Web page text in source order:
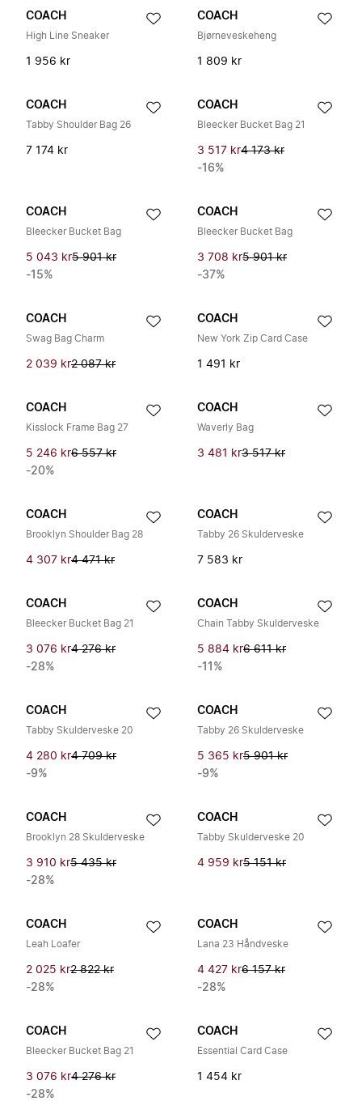
COACH
High Line Sneaker
1 956 kr
COACH
Bjørneveskeheng
1 809 kr
COACH
Tabby Shoulder Bag 26
7 174 kr
COACH
Bleecker Bucket Bag 21
3 517 kr4 173 kr
-16%
COACH
Bleecker Bucket Bag
5 043 kr5 901 kr
-15%
COACH
Bleecker Bucket Bag
3 708 kr5 901 kr
-37%
COACH
Swag Bag Charm
2 039 kr2 087 kr
COACH
New York Zip Card Case
1 491 kr
COACH
Kisslock Frame Bag 27
5 246 kr6 557 kr
-20%
COACH
Waverly Bag
3 481 kr3 517 kr
COACH
Brooklyn Shoulder Bag 28
4 307 kr4 471 kr
COACH
Tabby 26 Skulderveske
7 583 kr
COACH
Bleecker Bucket Bag 21
3 076 kr4 276 kr
-28%
COACH
Chain Tabby Skulderveske
5 884 kr6 611 kr
-11%
COACH
Tabby Skulderveske 20
4 280 kr4 709 kr
-9%
COACH
Tabby 26 Skulderveske
5 365 kr5 901 kr
-9%
COACH
Brooklyn 28 Skulderveske
3 910 kr5 435 kr
-28%
COACH
Tabby Skulderveske 20
4 959 kr5 151 kr
COACH
Leah Loafer
2 025 kr2 822 kr
-28%
COACH
Lana 23 Håndveske
4 427 kr6 157 kr
-28%
COACH
Bleecker Bucket Bag 21
3 076 kr4 276 kr
-28%
COACH
Essential Card Case
1 454 kr